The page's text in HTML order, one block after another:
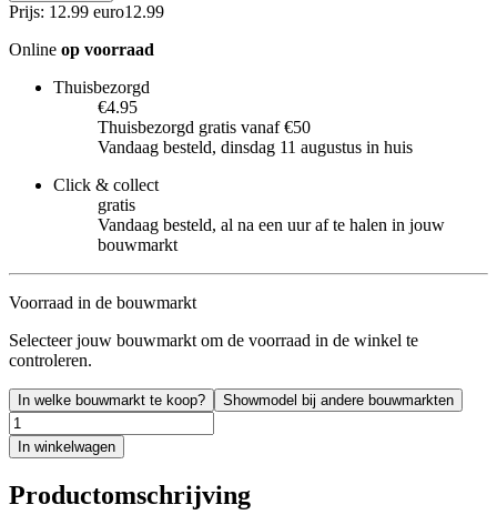
Prijs: 12.99 euro12.99
Online op voorraad
Thuisbezorgd
€4.95
Thuisbezorgd gratis vanaf €50
Vandaag besteld, dinsdag 11 augustus in huis
Click & collect
gratis
Vandaag besteld, al na een uur af te halen in jouw
bouwmarkt
Voorraad in de bouwmarkt
Selecteer jouw bouwmarkt om de voorraad in de winkel te
controleren.
In welke bouwmarkt te koop? Showmodel bij andere bouwmarkten
In winkelwagen
Productomschrijving